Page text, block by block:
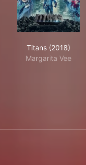
Titans (2018)
Margarita Vee